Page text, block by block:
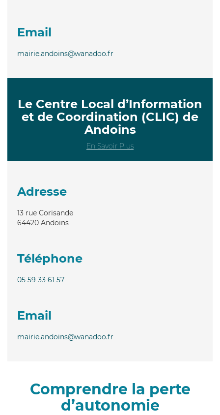
Email
mairie.andoins@wanadoo.fr
Le Centre Local d’Information
et de Coordination (CLIC) de
Andoins
En Savoir Plus
Adresse
13 rue Corisande
64420 Andoins
Téléphone
05 59 33 61 57
Email
mairie.andoins@wanadoo.fr
Comprendre la perte
d’autonomie